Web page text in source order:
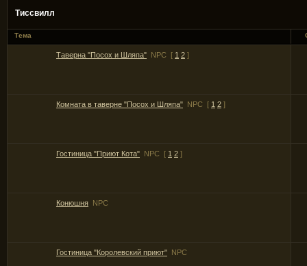
Тиссвилл
Тема
Таверна "Посох и Шляпа" NPC [ 1 2 ]
Комната в таверне "Посох и Шляпа" NPC [ 1 2 ]
Гостиница "Приют Кота" NPC [ 1 2 ]
Конюшня NPC
Гостиница "Королевский приют" NPC